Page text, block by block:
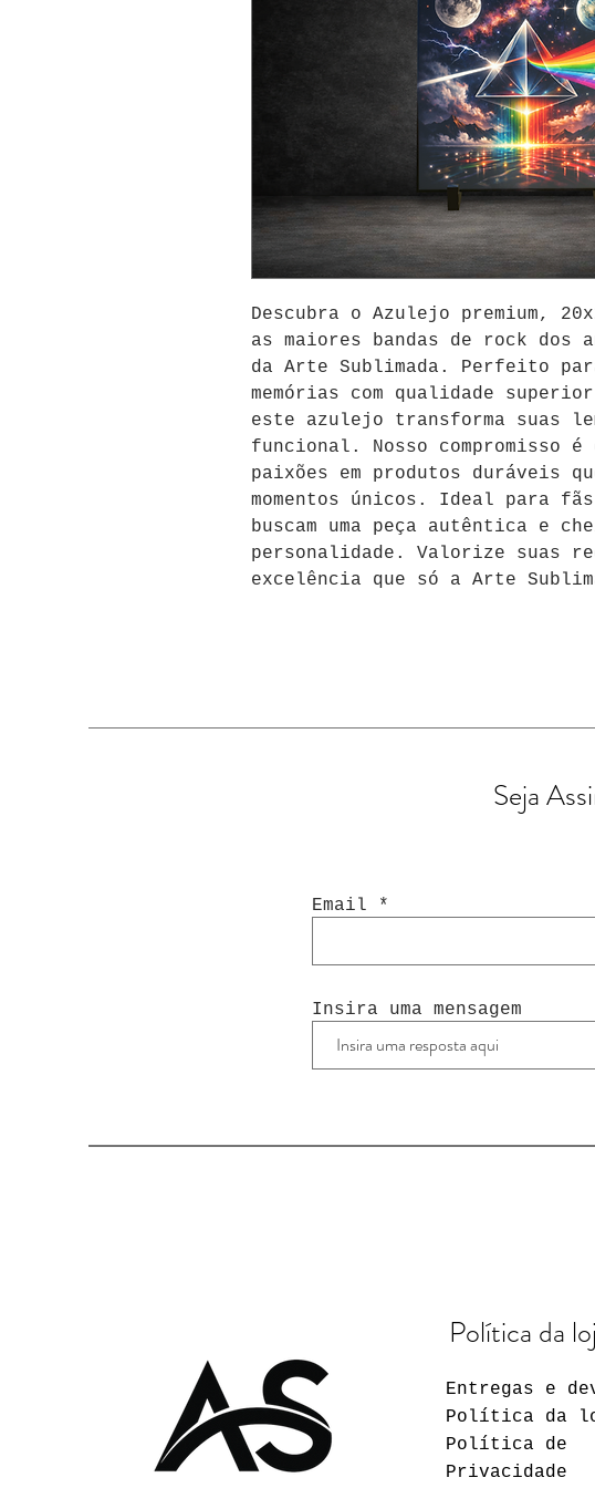
Descubra o Azulejo premium,
as maiores bandas de rock dos
da Arte Sublimada. Perfeito
memórias com qualidade
este azulejo transforma suas
funcional. Nosso compromisso é
paixões em produtos duráveis
momentos únicos. Ideal para
buscam uma peça autêntica e
personalidade. Valorize suas
excelência que só a Arte
Seja
Email
Insira uma mensagem
Política da
Entregas e
Política da
Política de
Privacidade